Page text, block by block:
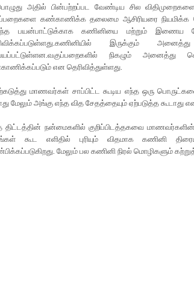
அதில் பின்பற்றப்பட வேண்டிய சில
கண்காணிக்க தலைமை ஆசிரியரை நியமிக்க
பயன்பாட்டுக்காக கணினியை மற்றும் இணைய
இருக்கும்
நிகழும் அனைத்து
என தெரிவித்துள்ளது.
மாணவர்கள் சாப்பிட்ட கூடிய எந்த ஒரு
மேலும் அங்கு எந்த வித சேதத்தையும் ஏற்படுத்த கூடாது
திட்டத்தின் நன்மைகளில் குறிப்பிடத்தகவை
கூட எளிதில் புரியும் விதமாக கணினி
மேலும் பல கணினி நிரல் மொழிகளும்